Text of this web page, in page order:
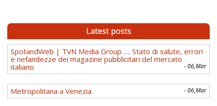
Latest posts
SpotandWeb | TVN Media Group …. Stato di salute, errori
e nefandezze dei magazine pubblicitari del mercato
italiano
- 06,Mar
Metropolitana a Venezia - 06,Mar